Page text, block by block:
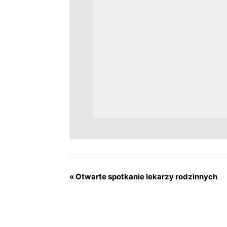
«Otwarte spotkanie lekarzy rodzinnych